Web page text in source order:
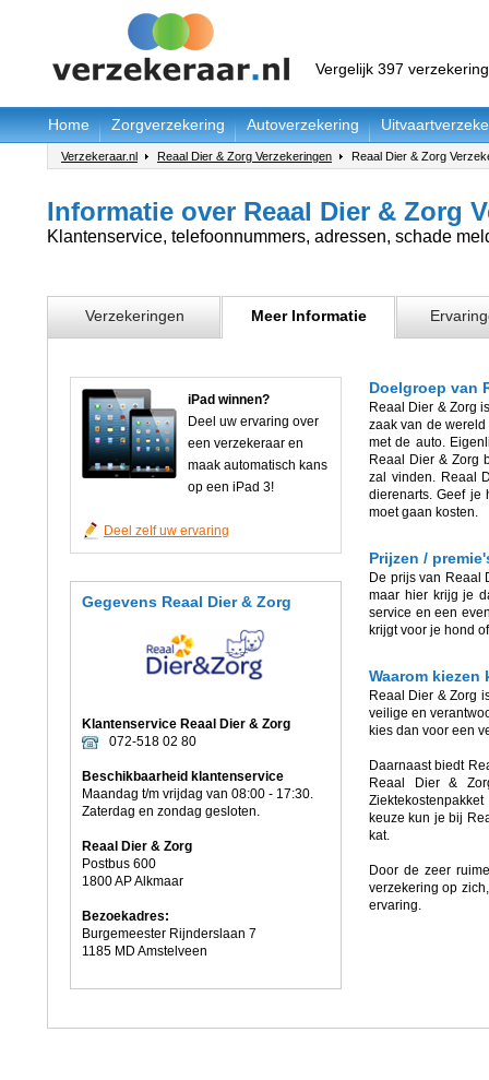
Vergelijk 397
Home Zorgverzekering Autoverzekering
Verzekeraar.nl Reaal Dier & Zorg Verzekeringen Reaal Dier & Zorg
Informatie over Reaal Dier & Zorg
Klantenservice, telefoonnummers, adressen, schade
Verzekeringen Meer Informatie
iPad winnen?
Deel uw ervaring over
een verzekeraar en
maak automatisch kans
op een iPad 3!
Deel zelf uw ervaring
Gegevens Reaal Dier & Zorg
Klantenservice Reaal Dier & Zorg
072-518 02 80
Beschikbaarheid klantenservice
Maandag t/m vrijdag van 08:00 - 17:30.
Zaterdag en zondag gesloten.
Reaal Dier & Zorg
Postbus 600
1800 AP Alkmaar
Bezoekadres:
Burgemeester Rijnderslaan 7
1185 MD Amstelveen
Doelgroep van
Reaal Dier & Zorg
zaak van de
met de auto.
Reaal Dier & Zorg
zal vinden. Reaal
dierenarts. Geef je
moet gaan kosten.
Prijzen /
De prijs van Reaal
maar hier krijg je
service en een
krijgt voor je hond
Waarom kiezen
Reaal Dier & Zorg
veilige en
kies dan voor een
Daarnaast biedt
Reaal Dier &
keuze kun je bij
kat.
Door de zeer
verzekering op
ervaring.